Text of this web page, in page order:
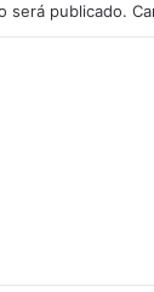
será publicado.